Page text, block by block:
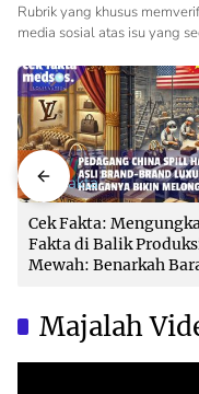
Rubrik yang khusus
media sosial atas isu yang
Cek Fakta
Cek Fakta:
Fakta di Balik
Mewah: Benarkah
Majalah